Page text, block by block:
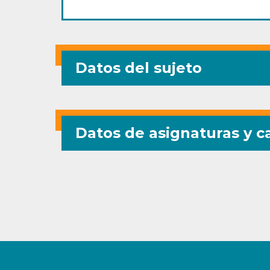
Datos del sujeto
Datos de asignaturas y